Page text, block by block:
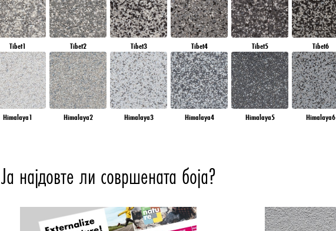
Tibet1 Tibet2 Tibet3 Tibet4 Tibet5 Tibet6
Himalaya1 Himalaya2 Himalaya3 Himalaya4 Himalaya5 Himalaya6
Ја најдовте ли совршената боја?